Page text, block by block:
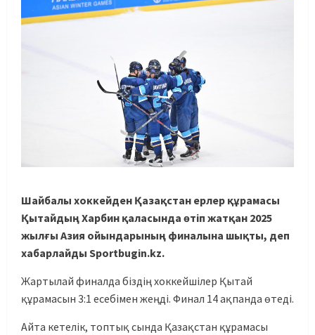
Шайбалы хоккейден Қазақстан ерлер құрамасы
Қытайдың Харбин қаласында өтіп жатқан 2025
жылғы Азия ойындарының финалына шықты, деп
хабарлайды Sportbugin.kz.
Жартылай финалда біздің хоккейшілер Қытай
құрамасын 3:1 есебімен жеңді. Финал 14 ақпанда өтеді.
Айта кетелік, топтық сында Қазақстан құрамасы